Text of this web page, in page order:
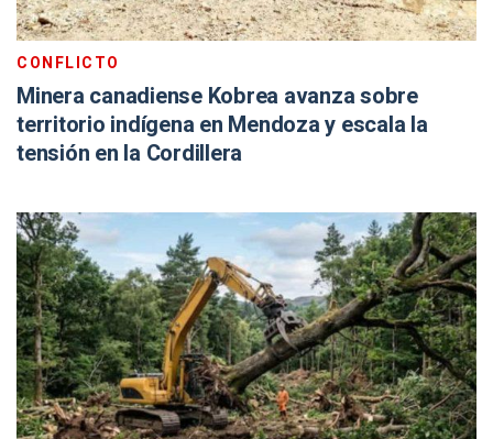
CONFLICTO
Minera canadiense Kobrea avanza sobre
territorio indígena en Mendoza y escala la
tensión en la Cordillera